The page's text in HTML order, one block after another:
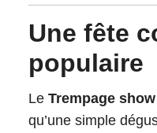
Une fête conviviale et
populaire
Le Trempage
qu’une simple